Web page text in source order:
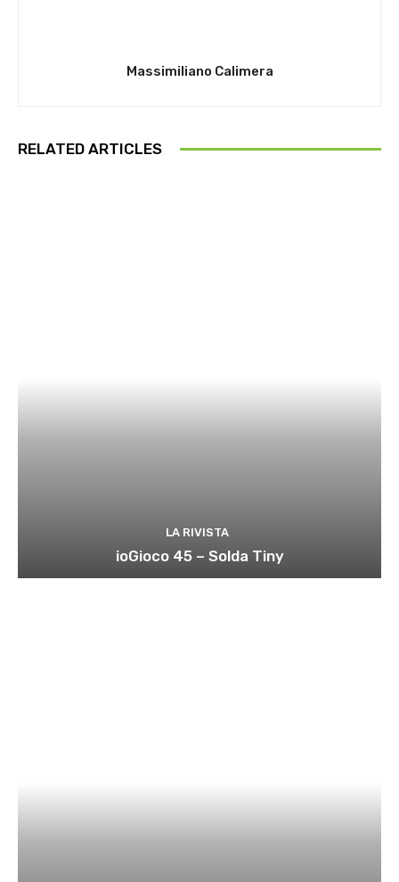
Massimiliano Calimera
RELATED ARTICLES
LA RIVISTA
ioGioco 45 – Solda Tiny